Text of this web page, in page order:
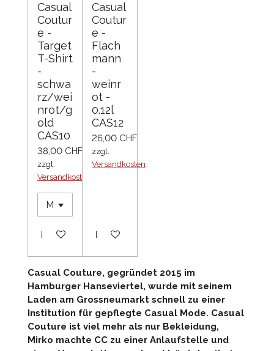
Casual
Coutur
e -
Target
T-Shirt
-
schwa
rz/wei
nrot/g
old
CAS10
38,00 CHF
zzgl.
Versandkosten
In den Warenkorb
Casual
Coutur
e -
Flach
mann
-
weinr
ot -
0.12l
CAS12
26,00 CHF
zzgl.
Versandkosten
In den Warenkorb
Casual Couture, gegründet 2015 im
Hamburger Hanseviertel, wurde mit seinem
Laden am Grossneumarkt schnell zu einer
Institution für gepflegte Casual Mode. Casual
Couture ist viel mehr als nur Bekleidung,
Mirko machte CC zu einer Anlaufstelle und